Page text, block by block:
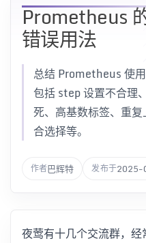
Prometheus
错误用法
总结 Prometheus 使
包括 step 设置不合理
死、高基数标签、重
合选择等。
作者巴辉特 发布于
夜莺有十几个交流群，